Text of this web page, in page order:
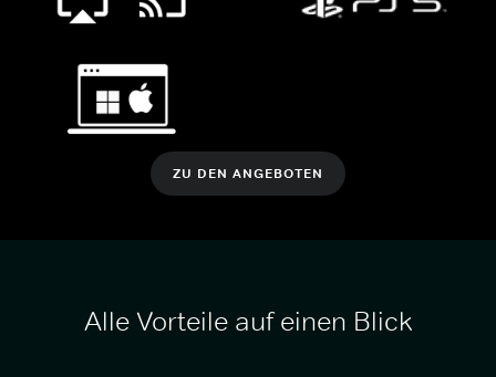
ZU DEN ANGEBOTEN
Alle Vorteile auf einen Blick